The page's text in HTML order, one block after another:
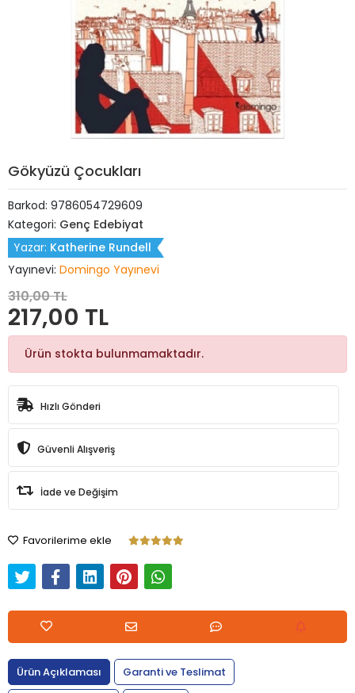
Gökyüzü Çocukları
Barkod: 9786054729609
Kategori: Genç Edebiyat
Yazar: Katherine Rundell
Yayınevi: Domingo Yayınevi
310,00 TL
217,00 TL
Ürün stokta bulunmamaktadır.
Hızlı Gönderi
Güvenli Alışveriş
İade ve Değişim
Favorilerime ekle
Ürün Açıklaması
Garanti ve Teslimat